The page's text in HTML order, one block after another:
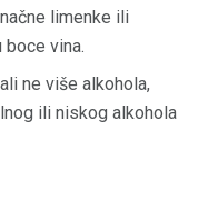
limenke ili
vina.
ne više alkohola,
ili niskog alkohola